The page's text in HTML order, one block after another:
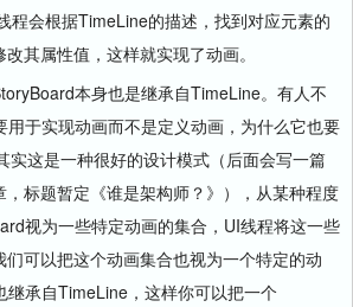
程会根据TimeLine的描述，找到对应元素的
其属性值，这样就实现了动画。
本身也是继承自TimeLine。有人不
用于实现动画而不是定义动画，为什么它也要
实这是一种很好的设计模式（后面会写一篇
标题暂定《谁是架构师？》），从某种程度
视为一些特定动画的集合，UI线程将这一些
可以把这个动画集合也视为一个特定的动
继承自TimeLine，这样你可以把一个